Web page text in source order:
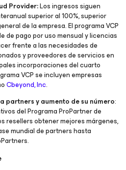
Provider:Los ingresos siguen
superior al 100%, superior
de la empresa. El programa VCP
de pago por uso mensual y licencias
frente a las necesidades de
y proveedores de servicios en
incorporaciones del cuarto
VCP se incluyen empresas
Cbeyond, Inc.
partners y aumento de su número:
del Programa ProPartner de
resellers obtener mejores márgenes,
mundial de partners hasta